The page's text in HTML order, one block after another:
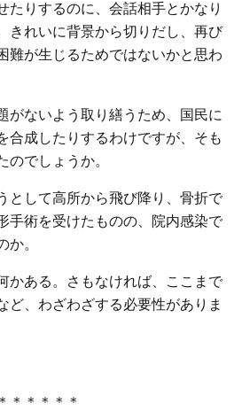
たりするのに、会話相手とかなり
きれいに背景から切りだし、再び
難が生じるためではないかと思わ
がないよう取り繕うため、国民に
合成したりするわけですが、そも
のでしょうか。
として高所から飛び降り、骨折で
手術を受けたものの、院内感染で
か。
かある。さもなければ、ここまで
ど、わざわざする必要性がありま
＊＊＊＊＊